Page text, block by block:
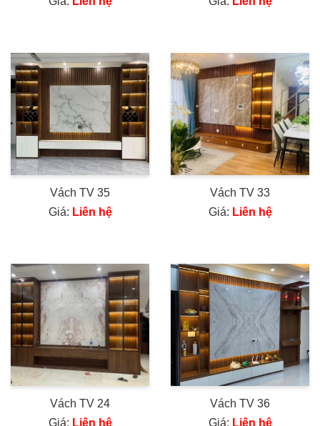
Vách TV 35
Giá: Liên hệ
Vách TV 33
Giá: Liên hệ
Vách TV 24
Giá: Liên hệ
Vách TV 36
Giá: Liên hệ